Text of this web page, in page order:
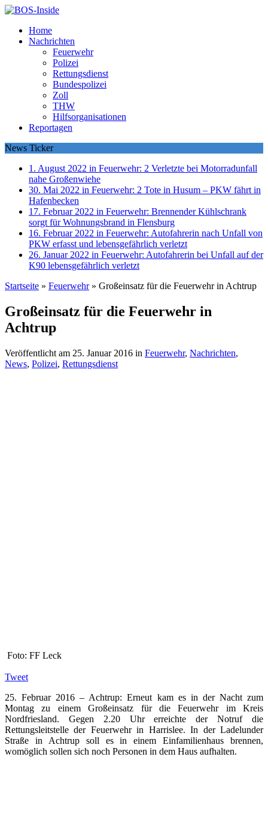
Home
Nachrichten
Feuerwehr
Polizei
Rettungsdienst
Bundespolizei
Zoll
THW
Hilfsorganisationen
Reportagen
News Ticker
1. August 2022 in Feuerwehr: 2 Verletzte bei Motorradunfall
nahe Großenwiehe
30. Mai 2022 in Feuerwehr: 2 Tote in Husum – PKW fährt in
Hafenbecken
17. Februar 2022 in Feuerwehr: Brennender Kühlschrank
sorgt für Wohnungsbrand in Flensburg
16. Februar 2022 in Feuerwehr: Autofahrerin nach Unfall von
PKW erfasst und lebensgefährlich verletzt
26. Januar 2022 in Feuerwehr: Autofahrerin bei Unfall auf der
K90 lebensgefährlich verletzt
Startseite » Feuerwehr » Großeinsatz für die Feuerwehr in Achtrup
Großeinsatz für die Feuerwehr in
Achtrup
Veröffentlicht am 25. Januar 2016 in Feuerwehr, Nachrichten,
News, Polizei, Rettungsdienst
Foto: FF Leck
Tweet
25. Februar 2016 – Achtrup: Erneut kam es in der Nacht zum
Montag zu einem Großeinsatz für die Feuerwehr im Kreis
Nordfriesland. Gegen 2.20 Uhr erreichte der Notruf die
Rettungsleitstelle der Feuerwehr in Harrislee. In der Ladelunder
Straße in Achtrup soll es in einem Einfamilienhaus brennen,
womöglich sollen sich noch Personen in dem Haus aufhalten.